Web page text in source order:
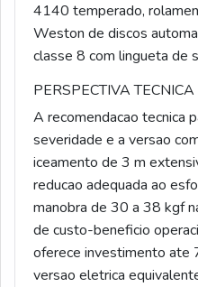
4140 temperado,
Weston de discos
classe 8 com lingueta de
PERSPECTIVA TECNICA
A recomendacao tecnica
severidade e a versao
iceamento de 3 m
reducao adequada ao
manobra de 30 a 38 kgf
de custo-beneficio
oferece investimento ate
versao eletrica